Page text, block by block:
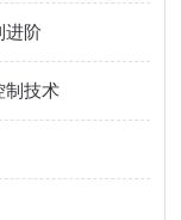
进阶
制技术